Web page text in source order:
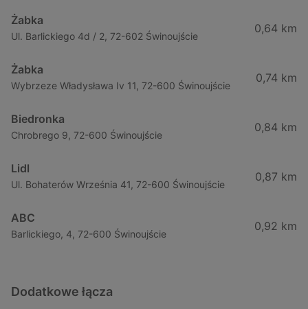
Żabka
Ul. Barlickiego 4d / 2, 72-602 Świnoujście
0,64 km
Żabka
Wybrzeze Władysława Iv 11, 72-600 Świnoujście
0,74 km
Biedronka
Chrobrego 9, 72-600 Świnoujście
0,84 km
Lidl
Ul. Bohaterów Września 41, 72-600 Świnoujście
0,87 km
ABC
Barlickiego, 4, 72-600 Świnoujście
0,92 km
Dodatkowe łącza